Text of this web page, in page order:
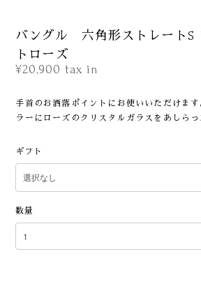
バングル 六角形ストレートS
トローズ
¥20,900 tax in
手首のお洒落ポイントにお使いいただけま
ラーにローズのクリスタルガラスをあしらっ
ギフト
数量